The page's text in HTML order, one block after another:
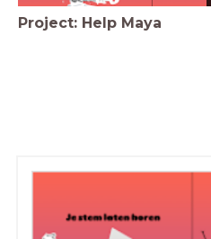
Project: Help Maya